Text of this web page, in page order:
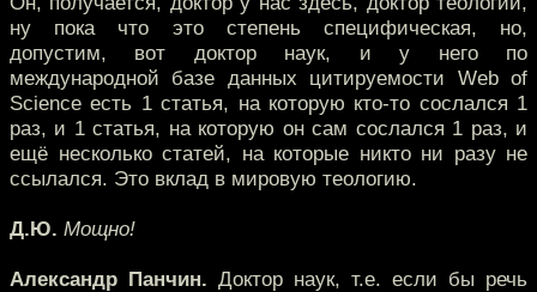
ну пока что это степень специфическая, но,
допустим, вот доктор наук, и у него по
международной базе данных цитируемости Web of
Science есть 1 статья, на которую кто-то сослался 1
раз, и 1 статья, на которую он сам сослался 1 раз, и
ещё несколько статей, на которые никто ни разу не
ссылался. Это вклад в мировую теологию.
Д.Ю. Мощно!
Александр Панчин. Доктор наук, т.е. если бы речь